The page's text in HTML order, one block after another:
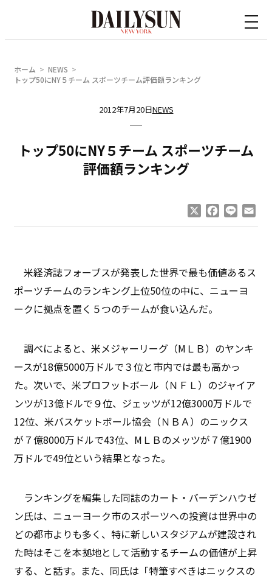
ホーム
NEWS
トップ50にNY５チーム スポーツチーム評価額ランキング
2012年7月20日NEWS
トップ50にNY５チーム スポーツチーム
評価額ランキング
Facebook
Line
米経済誌フォーブスが発表した世界で最も価値あるス
ポーツチームのランキング上位50位の中に、ニューヨ
ークに拠点を置く５つのチームが食い込んだ。
調べによると、米メジャーリーグ（MＬＢ）のヤンキ
ースが18億5000万ドルで３位と市内では最も高かっ
た。次いで、米プロフットボール（ＮＦＬ）のジャイア
ンツが13億ドルで９位、ジェッツが12億3000万ドルで
12位、米バスケットボール協会（ＮＢＡ）のニックス
が７億8000万ドルで43位、MＬＢのメッツが７億1900
万ドルで49位という結果となった。
ランキングを編集した同誌のカート・バーデンハウゼ
ン氏は、ニューヨーク市のスポーツへの投資は世界中の
どの都市よりも多く、特に新しいスタジアムが建設され
た時はそこを本拠地として活動するチームの価値が上昇
する、と話す。また、同氏は「特筆すべきはニックスの